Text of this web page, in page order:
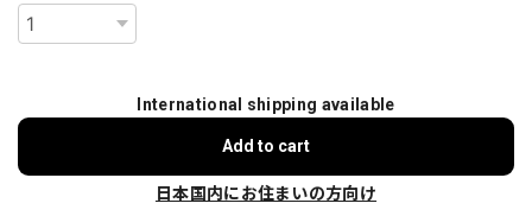
International shipping available
Add to cart
日本国内にお住まいの方向け